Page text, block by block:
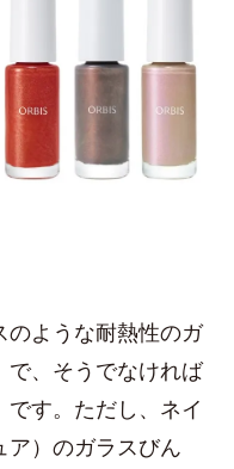
のような耐熱性のガ
で、そうでなければ
す。ただし、ネイ
ア）のガラスびん